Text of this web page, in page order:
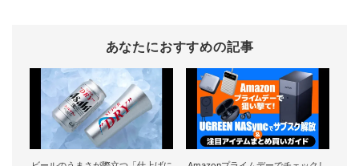
あなたにおすすめの記事